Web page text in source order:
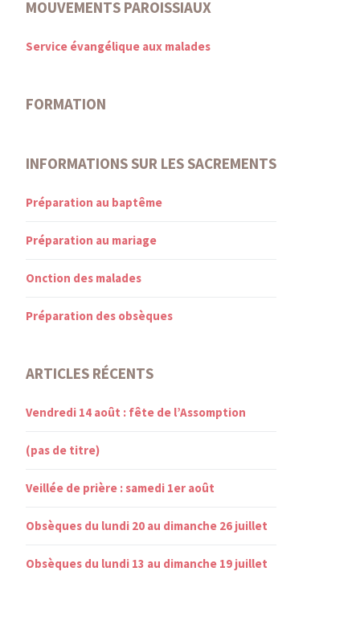
MOUVEMENTS PAROISSIAUX
Service évangélique aux malades
FORMATION
INFORMATIONS SUR LES SACREMENTS
Préparation au baptême
Préparation au mariage
Onction des malades
Préparation des obsèques
ARTICLES RÉCENTS
Vendredi 14 août : fête de l’Assomption
(pas de titre)
Veillée de prière : samedi 1er août
Obsèques du lundi 20 au dimanche 26 juillet
Obsèques du lundi 13 au dimanche 19 juillet